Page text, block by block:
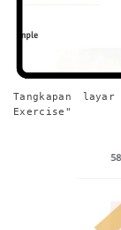
Tangkapan
Exercise"